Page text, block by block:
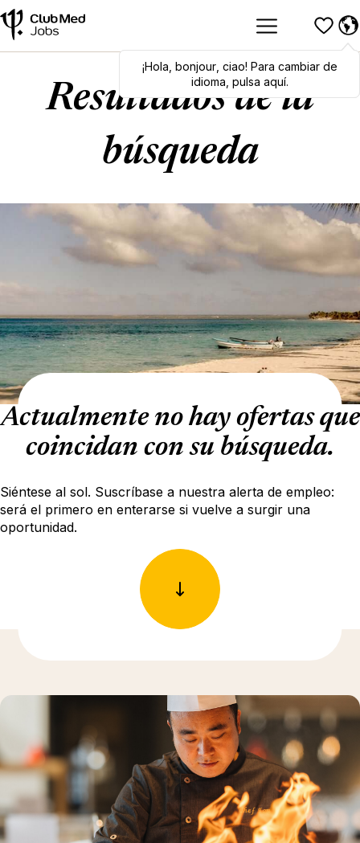
Hola,bonjour,ciao! To switch
languages, click here!
¡Hola bonjour, ciao! Para cambiar de
idioma, pulsa aquí.
Resultados de la
búsqueda
Actualmente no hay ofertas que
coincidan con su búsqueda.
Siéntese al sol. Suscríbase a nuestra alerta de empleo:
será el primero en enterarse si vuelve a surgir una
oportunidad.